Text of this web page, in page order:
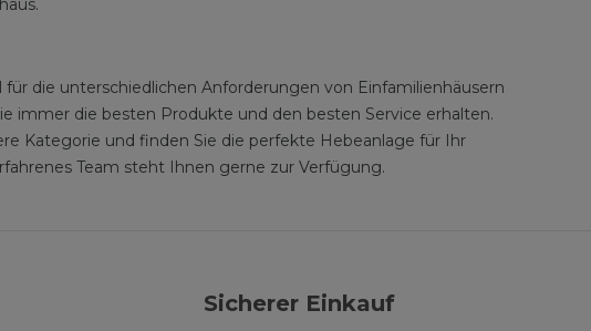
die unterschiedlichen Anforderungen von Einfamilienhäusern
immer die besten Produkte und den besten Service erhalten.
Kategorie und finden Sie die perfekte Hebeanlage für Ihr
Team steht Ihnen gerne zur Verfügung.
Sicherer Einkauf